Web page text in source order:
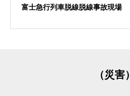
富士急行列車脱線脱線事故現場
（災害）